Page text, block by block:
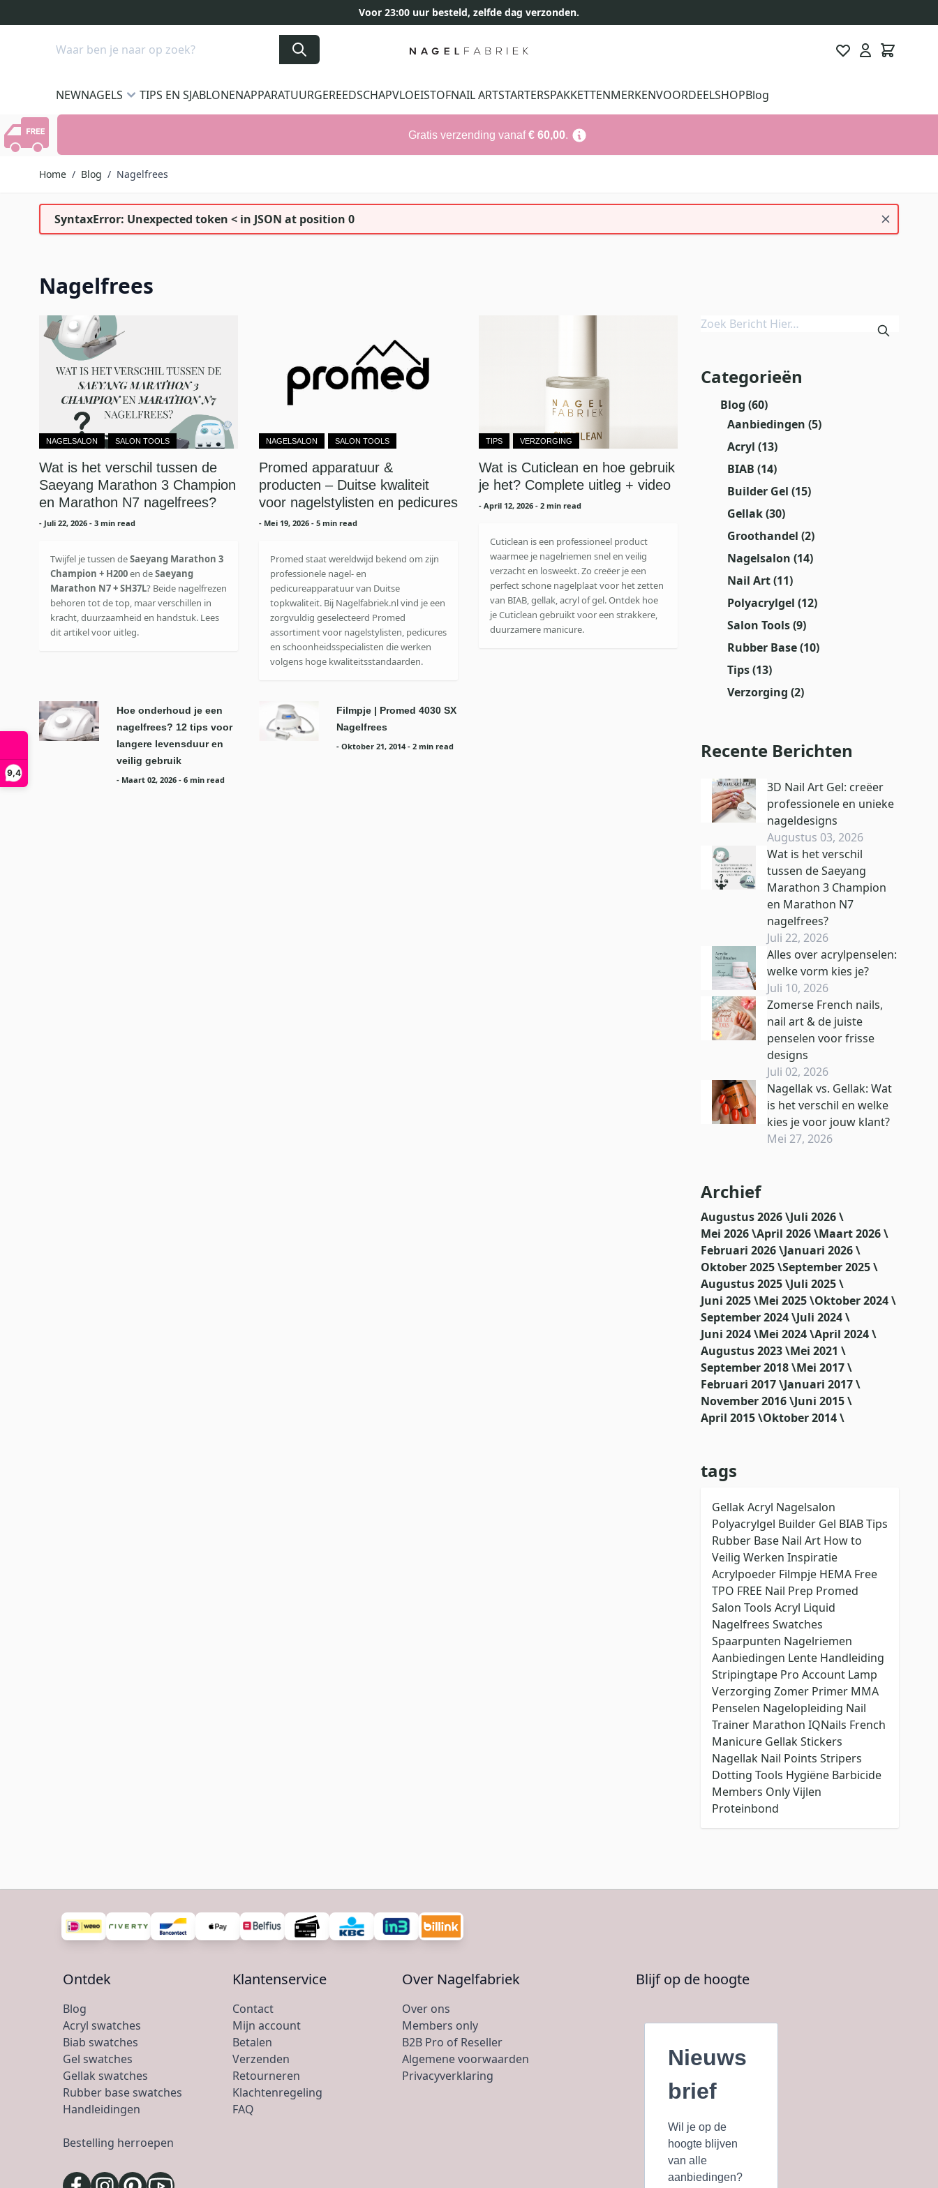
9,4
Voor 23:00 uur besteld, zelfde dag verzonden.
Search
NEWNAGELS TIPS EN SJABLONENAPPARATUURGEREEDSCHAPVLOEISTOFNAIL ARTSTARTERSPAKKETTENMERKENVOORDEELSHOPBlog
Gratis verzending vanaf€ 60,00.
Home / Blog / Nagelfrees
SyntaxError: Unexpected token < in JSON at position 0
Nagelfrees
NAGELSALON SALON TOOLS
Wat is het verschil tussen de
Saeyang Marathon 3 Champion
en Marathon N7 nagelfrees?
- Juli 22, 2026 - 3 min read
Twijfel je tussen deSaeyang Marathon 3
Champion + H200en deSaeyang
Marathon N7 + SH37L? Beide nagelfrezen
behoren tot de top, maar verschillen in
kracht, duurzaamheid en handstuk. Lees
dit artikel voor uitleg.
NAGELSALON SALON TOOLS
Promed apparatuur &
producten – Duitse kwaliteit
voor nagelstylisten en pedicures
- Mei 19, 2026 - 5 min read
Promed staat wereldwijd bekend om zijn
professionele nagel- en
pedicureapparatuur van Duitse
topkwaliteit. Bij Nagelfabriek.nl vind je een
zorgvuldig geselecteerd Promed
assortiment voor nagelstylisten, pedicures
en schoonheidsspecialisten die werken
volgens hoge kwaliteitsstandaarden.
TIPS VERZORGING
Wat is Cuticlean en hoe gebruik
je het? Complete uitleg + video
- April 12, 2026 - 2 min read
Cuticlean is een professioneel product
waarmee je nagelriemen snel en veilig
verzacht en losweekt. Zo creëer je een
perfect schone nagelplaat voor het zetten
van BIAB, gellak, acryl of gel. Ontdek hoe
je Cuticlean gebruikt voor een strakkere,
duurzamere manicure.
Hoe onderhoud je een
nagelfrees? 12 tips voor
langere levensduur en
veilig gebruik
-Maart 02, 2026 - 6 min read
Filmpje | Promed 4030 SX
Nagelfrees
-Oktober 21, 2014 - 2 min read
Categorieën
Blog (60)
Aanbiedingen (5)
Acryl (13)
BIAB (14)
Builder Gel (15)
Gellak(30)
Groothandel (2)
Nagelsalon (14)
Nail Art(11)
Polyacrylgel (12)
Salon Tools(9)
Rubber Base(10)
Tips(13)
Verzorging (2)
Recente Berichten
3D Nail Art Gel: creëer
professionele en unieke
nageldesigns
Augustus 03, 2026
Wat is het verschil
tussen de Saeyang
Marathon 3 Champion
en Marathon N7
nagelfrees?
Juli 22, 2026
Alles over acrylpenselen:
welke vorm kies je?
Juli 10, 2026
Zomerse French nails,
nail art & de juiste
penselen voor frisse
designs
Juli 02, 2026
Nagellak vs. Gellak: Wat
is het verschil en welke
kies je voor jouw klant?
Mei 27, 2026
Archief
Augustus 2026 \Juli 2026 \
Mei 2026 \April 2026 \Maart 2026 \
Februari 2026 \Januari 2026 \
Oktober 2025 \September 2025 \
Augustus 2025 \Juli 2025 \
Juni 2025 \Mei 2025 \Oktober 2024 \
September 2024 \Juli 2024 \
Juni 2024 \Mei 2024 \April 2024 \
Augustus 2023 \Mei 2021 \
September 2018 \Mei 2017 \
Februari 2017 \Januari 2017 \
November 2016 \Juni 2015 \
April 2015 \Oktober 2014 \
tags
GellakAcryl Nagelsalon
Polyacrylgel Builder Gel BIABTips
Rubber Base Nail Art How to
Veilig Werken Inspiratie
Acrylpoeder Filmpje HEMA Free
TPO FREE Nail Prep Promed
Salon Tools Acryl Liquid
Nagelfrees Swatches
Spaarpunten Nagelriemen
Aanbiedingen Lente Handleiding
Stripingtape Pro Account Lamp
Verzorging Zomer Primer MMA
Penselen Nagelopleiding Nail
Trainer Marathon IQNails French
Manicure Gellak Stickers
Nagellak Nail Points Stripers
Dotting Tools Hygiëne Barbicide
Members OnlyVijlen
Proteinbond
Ontdek
Blog
Acryl swatches
Biab swatches
Gel swatches
Gellak swatches
Rubber base swatches
Handleidingen
Bestelling herroepen
Klantenservice
Contact
Mijn account
Betalen
Verzenden
Retourneren
Klachtenregeling
FAQ
Over Nagelfabriek
Over ons
Members only
B2B Pro of Reseller
Algemene voorwaarden
Privacyverklaring
Blijf op de hoogte
Nieuws
brief
Wil je op de
hoogte blijven
van alle
aanbiedingen?